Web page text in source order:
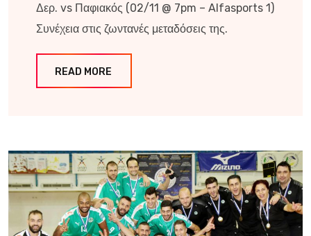
Δερ. vs Παφιακός (02/11 @ 7pm – Alfasports 1)
Συνέχεια στις ζωντανές μεταδόσεις της.
READ MORE